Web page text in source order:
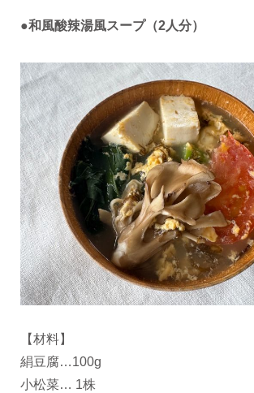
●和風酸辣湯風スープ（2人分）
【材料】
絹豆腐…100g
小松菜… 1株